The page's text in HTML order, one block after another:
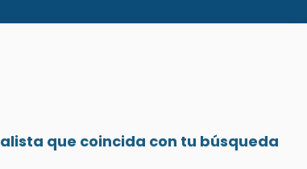
que coincida con tu búsqueda